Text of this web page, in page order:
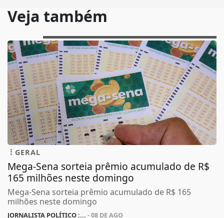
Veja também
GERAL
Mega-Sena sorteia prêmio acumulado de R$
165 milhões neste domingo
Mega-Sena sorteia prêmio acumulado de R$ 165
milhões neste domingo
JORNALISTA POLÍTICO :... - 08 DE AGO